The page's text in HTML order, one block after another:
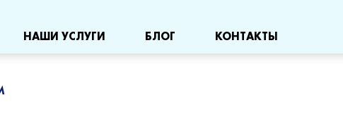
НАШИ УСЛУГИ БЛОГ КОНТАКТЫ